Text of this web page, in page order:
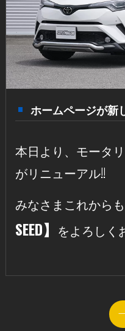
ホームページが新
本日より、モータ
がリニューアル!!
みなさまこれからも
SEED】 をよろしく